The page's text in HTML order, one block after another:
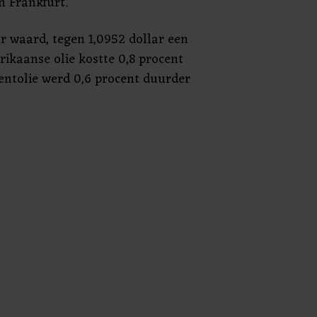
waard, tegen 1,0952 dollar een
olie kostte 0,8 procent
werd 0,6 procent duurder